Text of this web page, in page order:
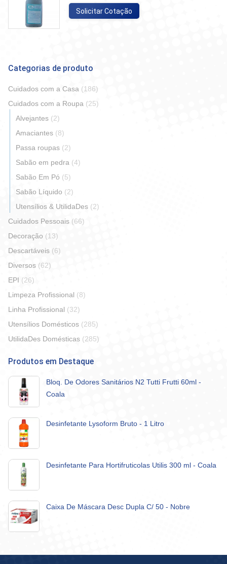
Solicitar Cotação
Categorias de produto
Cuidados com a Casa (186)
Cuidados com a Roupa (25)
Alvejantes (2)
Amaciantes (8)
Passa roupas (2)
Sabão em pedra (4)
Sabão Em Pó (5)
Sabão Líquido (2)
Utensílios & UtilidaDes (2)
Cuidados Pessoais (66)
Decoração (13)
Descartáveis (6)
Diversos (62)
EPI (26)
Limpeza Profissional (8)
Linha Profissional (32)
Utensílios Domésticos (285)
UtilidaDes Domésticas (285)
Produtos em Destaque
Bloq. De Odores Sanitários N2 Tutti Frutti 60ml -
Coala
Desinfetante Lysoform Bruto - 1 Litro
Desinfetante Para Hortifruticolas Utilis 300 ml - Coala
Caixa De Máscara Desc Dupla C/ 50 - Nobre